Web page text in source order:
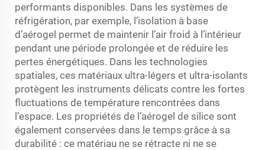
performants disponibles. Dans les systèmes de
réfrigération, par exemple, l’isolation à base
d’aérogel permet de maintenir l’air froid à l’intérieur
pendant une période prolongée et de réduire les
pertes énergétiques. Dans les technologies
spatiales, ces matériaux ultra-légers et ultra-isolants
protègent les instruments délicats contre les fortes
fluctuations de température rencontrées dans
l’espace. Les propriétés de l’aérogel de silice sont
également conservées dans le temps grâce à sa
durabilité : ce matériau ne se rétracte ni ne se